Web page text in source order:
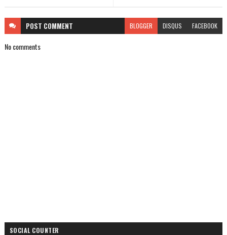
POST COMMENT BLOGGER DISQUS FACEBOOK
No comments
SOCIAL COUNTER